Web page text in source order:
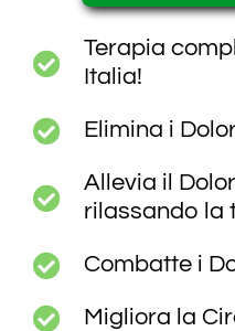
Terapia
Italia!
Elimina i
Allevia il
rilassando la
Combatte i
Migliora la